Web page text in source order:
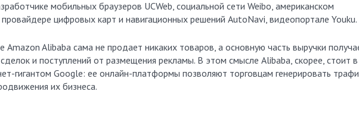
мобильных браузеров UCWeb, социальной сети Weibo, американском
цифровых карт и навигационных решений AutoNavi, видеопортале Youku.
Amazon Alibaba сама не продает никаких товаров, а основную часть выручки
и поступлений от размещения рекламы. В этом смысле Alibaba, скорее, стоит в
гигантом Google: ее онлайн-платформы позволяют торговцам генерировать
их бизнеса.